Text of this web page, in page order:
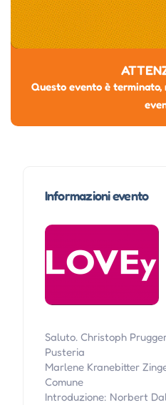
Questo evento è terminato,
Informazioni evento
Saluto. Christoph
Pusteria
Marlene Kranebitter
Comune
Introduzione: Norbert